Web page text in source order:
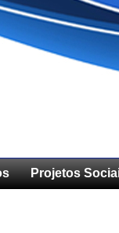
Projetos